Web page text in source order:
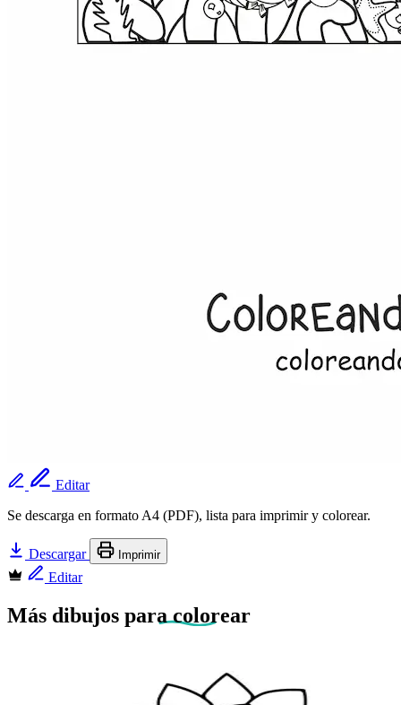
Editar
Se descarga en formato A4 (PDF), lista para imprimir y colorear.
Descargar Imprimir
Editar
Más dibujos para colorear